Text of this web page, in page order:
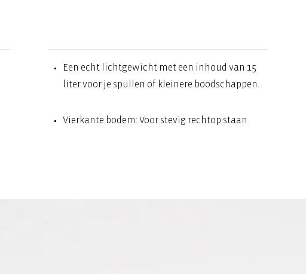
Een echt lichtgewicht met een inhoud van 15
liter voor je spullen of kleinere boodschappen.
Vierkante bodem: Voor stevig rechtop staan